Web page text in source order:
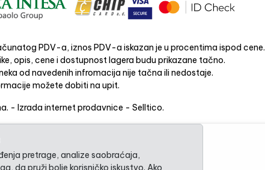
PDV-a, iznos PDV-a iskazan je u procentima ispod cene.
opis, cene i dostupnost lagera budu prikazane tačno.
od navedenih infromacija nije tačna ili nedostaje.
možete dobiti na upit.
- Izrada internet prodavnice - Selltico.
pretrage, analize saobraćaja,
da pruži bolje korisničko iskustvo. Ako